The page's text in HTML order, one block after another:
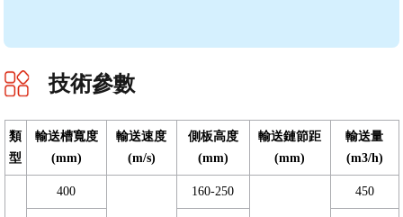
技術參數
類
型
輸送槽寬度
(mm)
輸送速度
(m/s)
側板高度
(mm)
輸送鏈節距
(mm)
輸送量
(m3/h)
400 160-250 450